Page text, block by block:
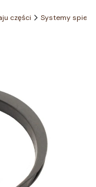
części Systemy